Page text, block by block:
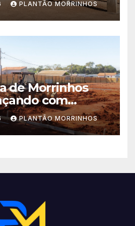
de
em ritmo
já ganha forma.
PLANTÃO MORRINHOS
de Morrinhos
com
investimentos
de Noé.
PLANTÃO MORRINHOS